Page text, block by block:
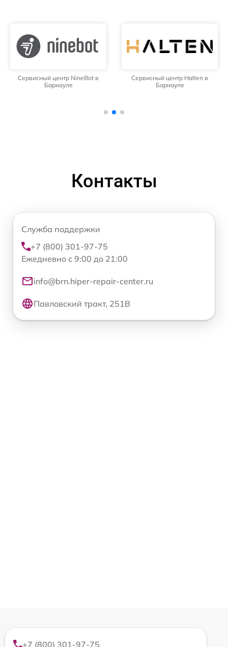
Сервисный центр NineBot в
Барнауле
Сервисный центр Halten в
Барнауле
Контакты
Служба поддержки
+7 (800) 301-97-75
Ежедневно с 9:00 до 21:00
info@brn.hiper-repair-center.ru
Павловский тракт, 251В
+7 (800) 301-97-75